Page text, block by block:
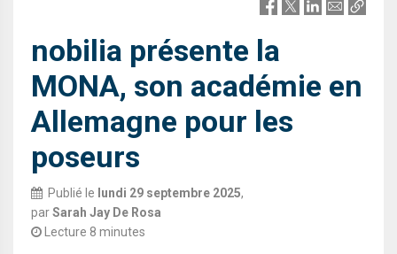
nobilia présente la
MONA, son académie en
Allemagne pour les
poseurs
Publié le lundi 29 septembre 2025,
parSarah Jay De Rosa
Lecture 8 minutes